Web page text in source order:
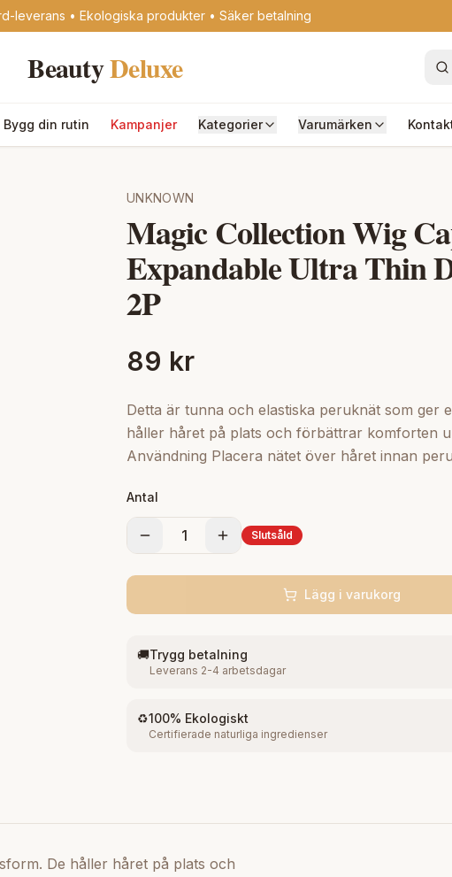
leverans • Ekologiska produkter • Säker betalning
BeautyDeluxe
Bygg din rutin Kampanjer Kategorier Varumärken
UNKNOWN
Magic Collection Wig
Expandable Ultra Thin
2P
89 kr
Detta är tunna och elastiska peruknät som ger
håller håret på plats och förbättrar komforten
Användning Placera nätet över håret innan
Antal
1 Slutsåld
Lägg i varukorg
🚚Trygg betalning
Leverans 2-4 arbetsdagar
♻️100% Ekologiskt
Certifierade naturliga ingredienser
De håller håret på plats och